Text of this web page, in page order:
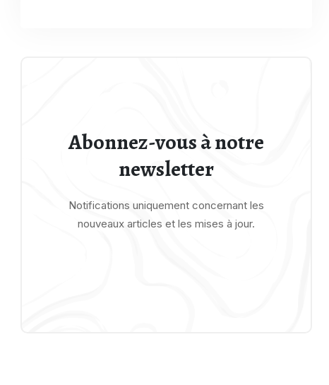
Abonnez-vous à notre
newsletter
Notifications uniquement concernant les
nouveaux articles et les mises à jour.